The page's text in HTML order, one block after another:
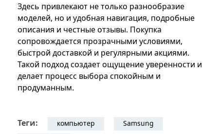
Здесь привлекают не только разнообразие
моделей, но и удобная навигация, подробные
описания и честные отзывы. Покупка
сопровождается прозрачными условиями,
быстрой доставкой и регулярными акциями.
Такой подход создает ощущение уверенности и
делает процесс выбора спокойным и
продуманным.
Теги: компьютер
Samsung